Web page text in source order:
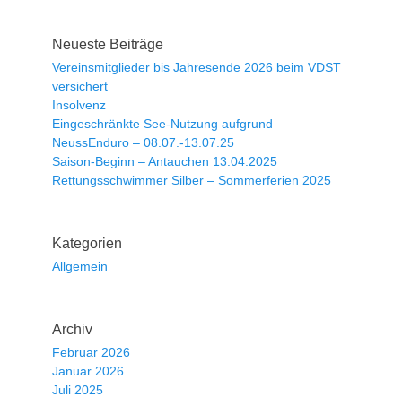
Neueste Beiträge
Vereinsmitglieder bis Jahresende 2026 beim VDST
versichert
Insolvenz
Eingeschränkte See-Nutzung aufgrund
NeussEnduro – 08.07.-13.07.25
Saison-Beginn – Antauchen 13.04.2025
Rettungsschwimmer Silber – Sommerferien 2025
Kategorien
Allgemein
Archiv
Februar 2026
Januar 2026
Juli 2025